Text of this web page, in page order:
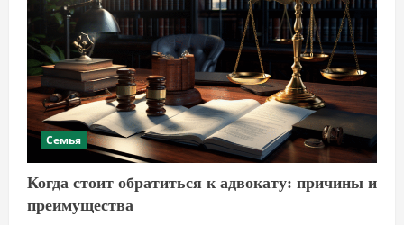
Семья
Когда стоит обратиться к адвокату: причины и
преимущества